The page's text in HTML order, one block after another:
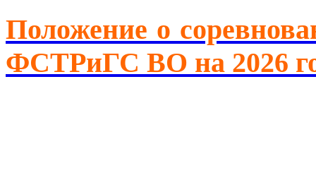
Положение о
ФСТРиГС ВО на 2026